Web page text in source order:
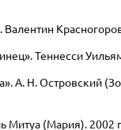
Теннесси
А. Н. Островский
Митуа (Мария). 2002